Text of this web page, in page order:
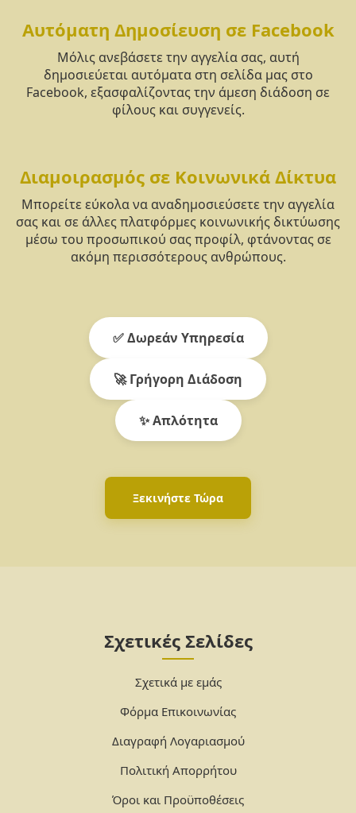
Αυτόματη Δημοσίευση σε Facebook
Μόλις ανεβάσετε την αγγελία σας, αυτή
δημοσιεύεται αυτόματα στη σελίδα μας στο
Facebook, εξασφαλίζοντας την άμεση διάδοση σε
φίλους και συγγενείς.
Διαμοιρασμός σε Κοινωνικά Δίκτυα
Μπορείτε εύκολα να αναδημοσιεύσετε την αγγελία
σας και σε άλλες πλατφόρμες κοινωνικής δικτύωσης
μέσω του προσωπικού σας προφίλ, φτάνοντας σε
ακόμη περισσότερους ανθρώπους.
✅ Δωρεάν Υπηρεσία
🚀 Γρήγορη Διάδοση
✨ Απλότητα
Ξεκινήστε Τώρα
Σχετικές Σελίδες
Σχετικά με εμάς
Φόρμα Επικοινωνίας
Διαγραφή Λογαριασμού
Πολιτική Απορρήτου
Όροι και Προϋποθέσεις